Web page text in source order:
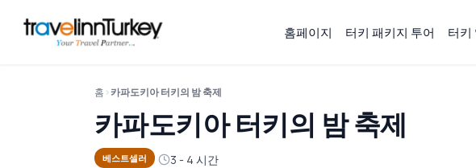
홈페이지 터키 패키지 투어 터키
홈 카파도키아 터키의 밤 축제
카파도키아 터키의 밤 축제
베스트셀러 3 - 4 시간